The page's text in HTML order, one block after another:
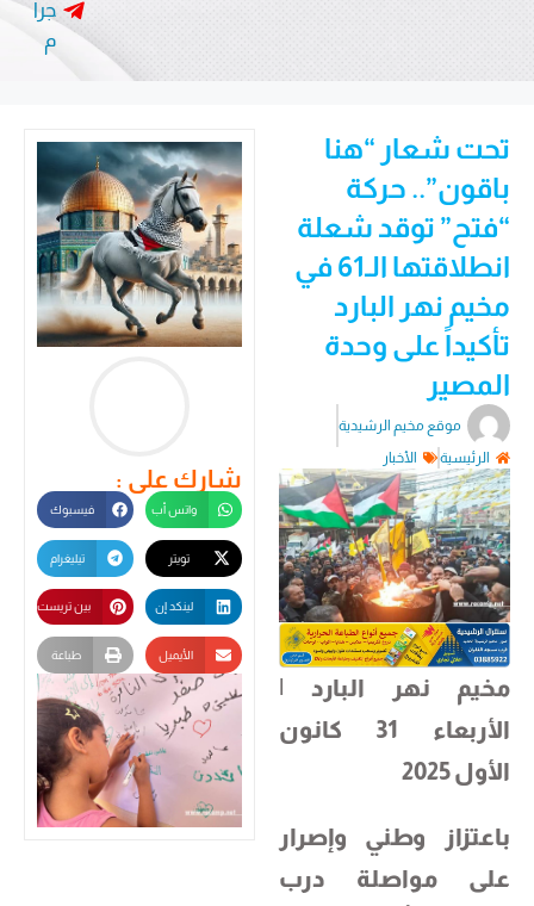
جرا
م
تحت شعار “هنا
باقون”.. حركة
“فتح” توقد شعلة
انطلاقتها الـ61 في
مخيم نهر البارد
تأكيداً على وحدة
المصير
موقع مخيم الرشيدية
الرئيسية
الأخبار
مخيم نهر البارد |
الأربعاء 31 كانون
الأول 2025
باعتزاز وطني وإصرار
على مواصلة درب
شارك على :
واتس أب فيسبوك
تيليغرام
لينكد إن بين تريست
الأيميل طباعة